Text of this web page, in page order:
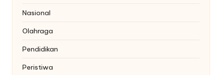
Nasional
Olahraga
Pendidikan
Peristiwa